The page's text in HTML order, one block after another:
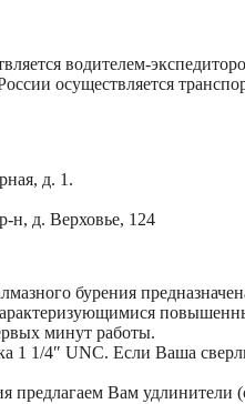
водителем-
осуществляется
д. 1.
н, д. Верховье, 124
бурения
минут работы.
1 1/4″ UNC. Если Ваша
предлагаем Вам удлинители